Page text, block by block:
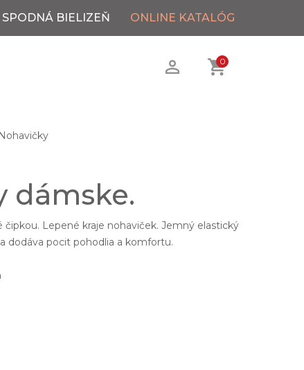
SPODNÁ BIELIZEŇ ONLINE KATALÓG
0
Nohavičky
dámske.
Lepené kraje nohaviček. Jemný elastický
dodáva pocit pohodlia a komfortu.